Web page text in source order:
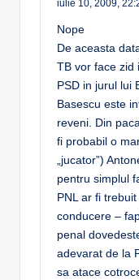
iulie 10, 2009,
Nope
De aceasta
TB vor face zid
PSD in jurul lui
Basescu este
reveni. Din
fi probabil o
„jucator”)
pentru simplul
PNL ar fi
conducere –
penal
adevarat de la
sa atace